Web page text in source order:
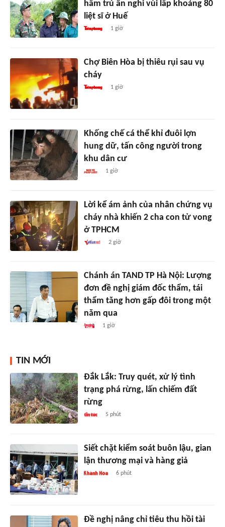
hầm trú ẩn nghi vùi lấp khoảng 80
liệt sĩ ở Huế
1 giờ
Chợ Biên Hòa bị thiêu rụi sau vụ
cháy
1 giờ
Khống chế cá thể khỉ đuôi lợn
hung dữ, tấn công người trong
khu dân cư
1 giờ
Lời kể ám ảnh của nhân chứng vụ
cháy nhà khiến 2 cha con tử vong
ở TPHCM
2 giờ
Chánh án TAND TP Hà Nội: Lượng
đơn đề nghị giám đốc thẩm, tái
thẩm tăng hơn gấp đôi trong một
năm qua
1 giờ
TIN MỚI
Đắk Lắk: Truy quét, xử lý tình
trạng phá rừng, lấn chiếm đất
rừng
5 phút
Siết chặt kiểm soát buôn lậu, gian
lận thương mại và hàng giả
6 phút
Đề nghị nâng chỉ tiêu thu hồi tài